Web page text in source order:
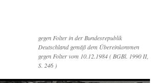
gegen Folter in der Bundesrepublik
Deutschland gemäß dem Übereinkommen
gegen Folter vom 10.12.1984 ( BGBl. 1990 II,
S. 246 )